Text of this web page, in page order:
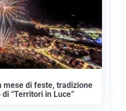
mese di feste, tradizione
“Territori in Luce”